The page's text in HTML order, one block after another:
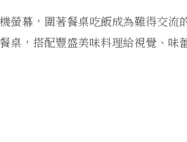
螢幕，圍著餐桌吃飯成為難得交
桌，搭配豐盛美味料理給視覺、味